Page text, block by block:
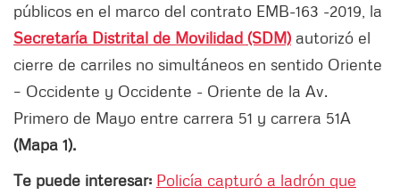
públicos en el marco del contrato EMB-163 -2019, la
Secretaría Distrital de Movilidad (SDM) autorizó el
cierre de carriles no simultáneos en sentido Oriente
– Occidente y Occidente - Oriente de la Av.
Primero de Mayo entre carrera 51 y carrera 51A
(Mapa 1).
Te puede interesar: Policía capturó a ladrón que